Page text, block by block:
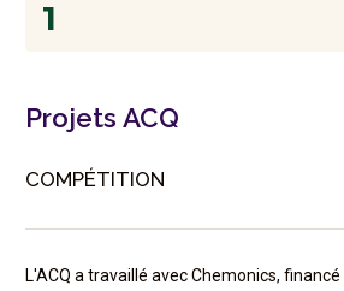
1
Projets ACQ
COMPÉTITION
L'ACQ a travaillé avec Chemonics, financé